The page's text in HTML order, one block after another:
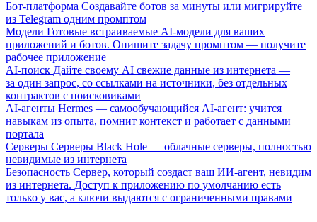
Бот-платформа Создавайте ботов за минуты или мигрируйте
из Telegram одним промптом
Модели Готовые встраиваемые AI-модели для ваших
приложений и ботов. Опишите задачу промптом — получите
рабочее приложение
AI-поиск Дайте своему AI свежие данные из интернета —
за один запрос, со ссылками на источники, без отдельных
контрактов с поисковиками
AI-агенты Hermes — самообучающийся AI-агент: учится
навыкам из опыта, помнит контекст и работает с данными
портала
Серверы Серверы Black Hole — облачные серверы, полностью
невидимые из интернета
Безопасность Сервер, который создаст ваш ИИ-агент, невидим
из интернета. Доступ к приложению по умолчанию есть
только у вас, а ключи выдаются с ограниченными правами